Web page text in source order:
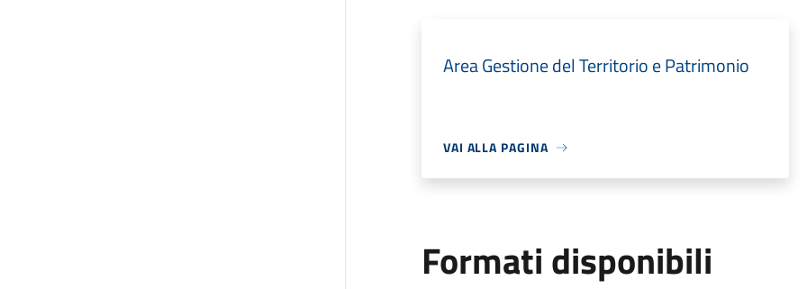
Area Gestione del Territorio e Patrimonio
VAI ALLA PAGINA
Formati disponibili